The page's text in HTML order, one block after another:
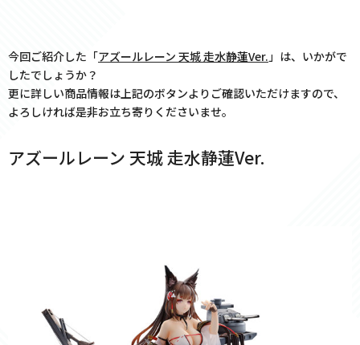
今回ご紹介した「アズールレーン 天城 走水静蓮Ver.」は、いかがで
したでしょうか？
更に詳しい商品情報は上記のボタンよりご確認いただけますので、
よろしければ是非お立ち寄りくださいませ。
アズールレーン 天城 走水静蓮Ver.